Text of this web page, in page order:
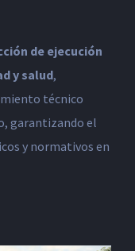
de ejecución
y salud,
técnico
garantizando el
y normativos en